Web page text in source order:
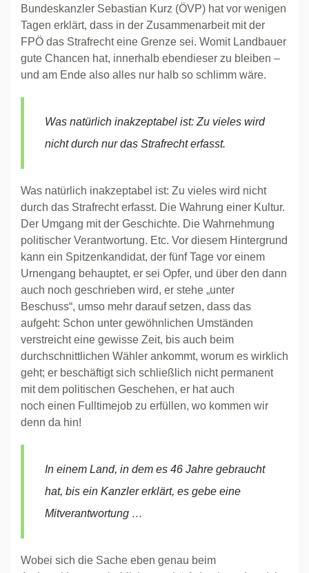
Bundeskanzler Sebastian Kurz (ÖVP) hat vor wenigen
Tagen erklärt, dass in der Zusammenarbeit mit der
FPÖ das Strafrecht eine Grenze sei. Womit Landbauer
gute Chancen hat, innerhalb ebendieser zu bleiben –
und am Ende also alles nur halb so schlimm wäre.
Was natürlich inakzeptabel ist: Zu vieles wird
nicht durch nur das Strafrecht erfasst.
Was natürlich inakzeptabel ist: Zu vieles wird nicht
durch das Strafrecht erfasst. Die Wahrung einer Kultur.
Der Umgang mit der Geschichte. Die Wahrnehmung
politischer Verantwortung. Etc. Vor diesem Hintergrund
kann ein Spitzenkandidat, der fünf Tage vor einem
Urnengang behauptet, er sei Opfer, und über den dann
auch noch geschrieben wird, er stehe „unter
Beschuss“, umso mehr darauf setzen, dass das
aufgeht: Schon unter gewöhnlichen Umständen
verstreicht eine gewisse Zeit, bis auch beim
durchschnittlichen Wähler ankommt, worum es wirklich
geht; er beschäftigt sich schließlich nicht permanent
mit dem politischen Geschehen, er hat auch
noch einen Fulltimejob zu erfüllen, wo kommen wir
denn da hin!
In einem Land, in dem es 46 Jahre gebraucht
hat, bis ein Kanzler erklärt, es gebe eine
Mitverantwortung …
Wobei sich die Sache eben genau beim